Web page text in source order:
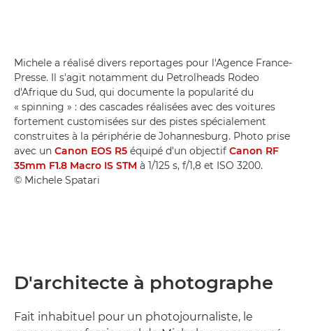
Michele a réalisé divers reportages pour l'Agence France-
Presse. Il s'agit notamment du Petrolheads Rodeo
d'Afrique du Sud, qui documente la popularité du
« spinning » : des cascades réalisées avec des voitures
fortement customisées sur des pistes spécialement
construites à la périphérie de Johannesburg. Photo prise
avec un Canon EOS R5 équipé d'un objectif Canon RF
35mm F1.8 Macro IS STM à 1/125 s, f/1,8 et ISO 3200.
© Michele Spatari
D'architecte à photographe
Fait inhabituel pour un photojournaliste, le